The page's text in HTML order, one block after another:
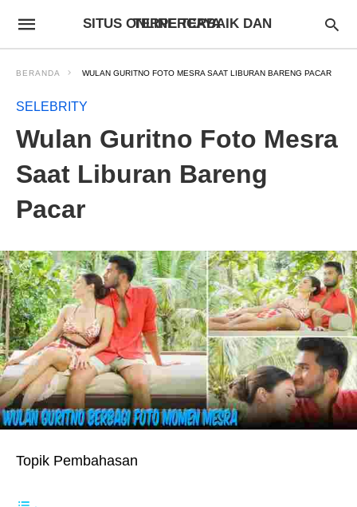
SITUS ONLINE TERBAIK DAN TERPERCAYA
BERANDA WULAN GURITNO FOTO MESRA SAAT LIBURAN BARENG PACAR
SELEBRITY
Wulan Guritno Foto Mesra
Saat Liburan Bareng
Pacar
Topik Pembahasan